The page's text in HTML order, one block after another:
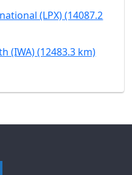
(LPX) (14087.2
(IWA) (12483.3 km)